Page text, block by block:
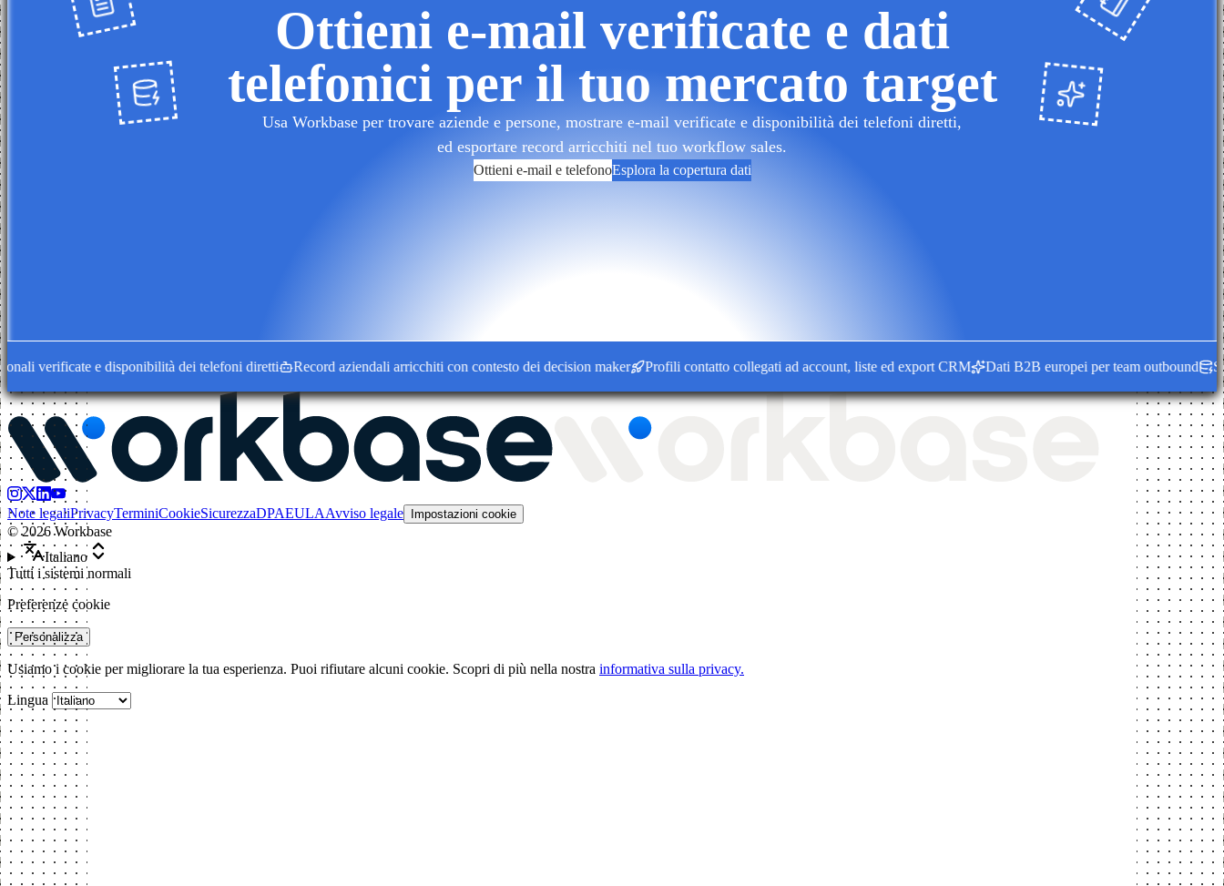
Ottieni e-mail verificate e dati
telefonici per il tuo mercato target
Usa Workbase per trovare aziende e persone, mostrare e-mail verificate e disponibilità dei telefoni diretti,
ed esportare record arricchiti nel tuo workflow sales.
Ottieni e-mail e telefonoEsplora la copertura dati
e disponibilità dei telefoni diretti Record aziendali arricchiti con contesto dei decision maker Profili contatto collegati ad account, liste ed export CRM Dati B2B europei per team outbound
Note legaliPrivacyTerminiCookieSicurezzaDPAEULAAvviso legale Impostazioni cookie
©2026 Workbase
Italiano
Tutti i sistemi normali
Preferenze cookie
Personalizza
Usiamo i cookie per migliorare la tua esperienza. Puoi rifiutare alcuni cookie. Scopri di più nella nostra informativa sulla privacy.
Lingua